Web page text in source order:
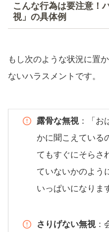
こんな行為は要注意！
視」の具体例
もし次のような状況に置
ないハラスメントです。
露骨な無視：「お
かに聞こえている
てもすぐにそらさ
ていないかのよう
いっぱいになりま
さりげない無視：